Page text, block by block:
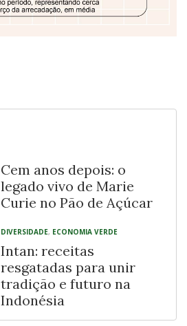
Cem anos depois: o
legado vivo de Marie
Curie no Pão de Açúcar
DIVERSIDADE, ECONOMIA VERDE
Intan: receitas
resgatadas para unir
tradição e futuro na
Indonésia